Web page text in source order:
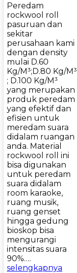
Peredam
rockwool roll
pasuruan dan
sekitar
perusahaan kami
dengan density
mulai D.60
Kg/M³;D.80 Kg/M³
; D.100 Kg/M³
yang merupakan
produk peredam
yang efektif dan
efisien untuk
meredam suara
didalam ruangan
anda. Material
rockwool roll ini
bisa digunakan
untuk peredam
suara didalam
room karaoke,
ruang musik,
ruang genset
hingga gedung
bioskop bisa
mengurangi
intensitas suara
90%….
selengkapnya